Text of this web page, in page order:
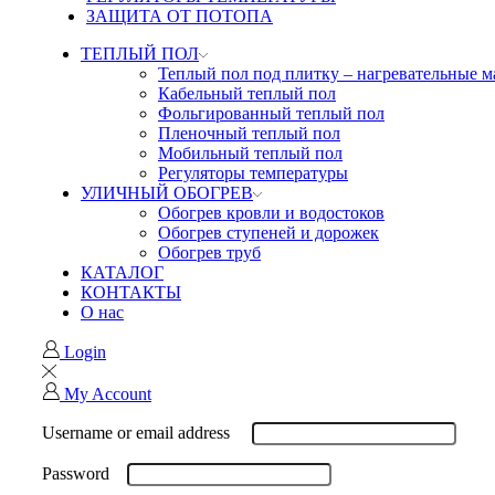
ЗАЩИТА ОТ ПОТОПА
ТЕПЛЫЙ ПОЛ
Теплый пол под плитку – нагревательные
Кабельный теплый пол
Фольгированный теплый пол
Пленочный теплый пол
Мобильный теплый пол
Регуляторы температуры
УЛИЧНЫЙ ОБОГРЕВ
Обогрев кровли и водостоков
Обогрев ступеней и дорожек
Обогрев труб
КАТАЛОГ
КОНТАКТЫ
О нас
Login
My Account
Username or email address
Password